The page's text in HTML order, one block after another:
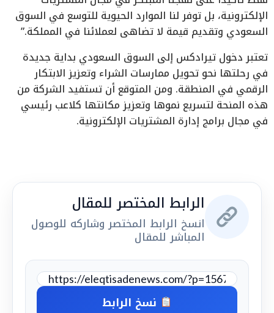
الإلكترونية، بل توفر لنا الموارد الحيوية للتوسع في السوق
السعودي وتقديم قيمة لا تضاهى لعملائنا في المملكة.”
تعتبر دخول تيرادكس إلى السوق السعودي بداية جديدة
في رحلتها نحو تحويل ممارسات الشراء وتعزيز الابتكار
الرقمي في المنطقة. ومن المتوقع أن تستفيد الشركة من
هذه المنحة لتسريع نموها وتعزيز مكانتها كلاعب رئيسي
في مجال برامج إدارة المشتريات الإلكترونية.
الرابط المختصر للمقال
انسخ الرابط المختصر وشاركه للوصول
المباشر للمقال
نسخ الرابط